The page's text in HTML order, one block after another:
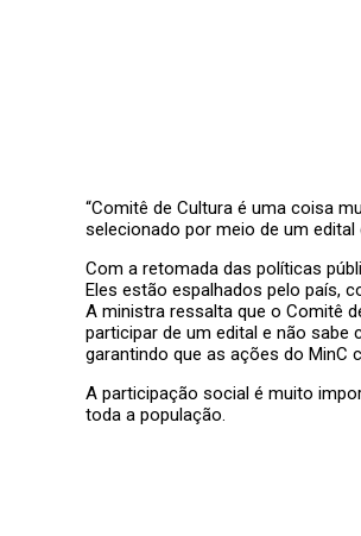
“Comitê de Cultura é uma coisa
selecionado por meio de um
Com a retomada das políticas
Eles estão espalhados pelo país,
A ministra ressalta que o Comitê
participar de um edital e não
garantindo que as ações do MinC
A participação social é muito
toda a população.